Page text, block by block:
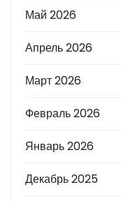
Май 2026
Апрель 2026
Март 2026
Февраль 2026
Январь 2026
Декабрь 2025